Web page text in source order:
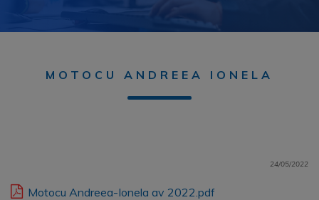
MOTOCU ANDREEA IONELA
24/05/2022
Motocu Andreea-Ionela av 2022.pdf